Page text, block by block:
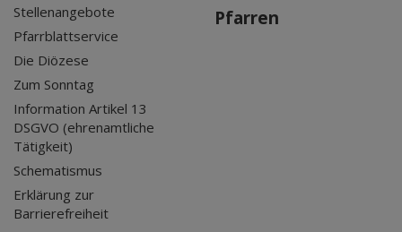
Stellenangebote
Pfarrblattservice
Die Diözese
Zum Sonntag
Information Artikel 13
DSGVO (ehrenamtliche
Tätigkeit)
Schematismus
Erklärung zur
Barrierefreiheit
Pfarren